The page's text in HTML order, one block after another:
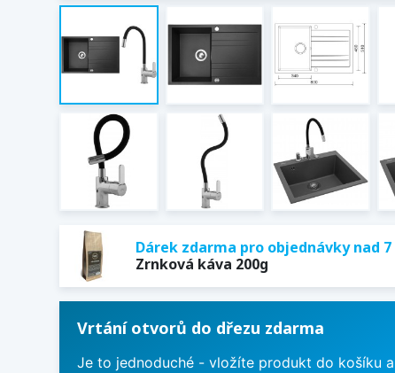
Dárek zdarma pro objednávky nad 7
Zrnková káva 200g
Vrtání otvorů do dřezu zdarma
Je to jednoduché - vložíte produkt do košíku